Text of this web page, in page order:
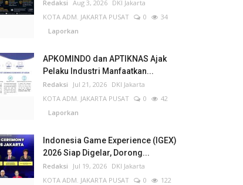
Redaksi Aug 3, 2026 DKI Jakarta
KOTA ADM. JAKARTA PUSAT
0
34
Laporkan
APKOMINDO dan APTIKNAS Ajak
Pelaku Industri Manfaatkan...
Redaksi Jul 21, 2026 DKI Jakarta
KOTA ADM. JAKARTA PUSAT
0
42
Laporkan
Indonesia Game Experience (IGEX)
2026 Siap Digelar, Dorong...
Redaksi Jul 19, 2026 DKI Jakarta
KOTA ADM. JAKARTA PUSAT
0
122